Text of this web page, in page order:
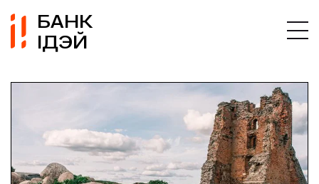
БАНК
ІДЭЙ